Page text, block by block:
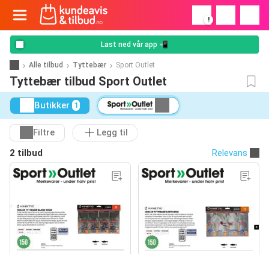
!
Last ned vår app 📲
Alle tilbud Tyttebær Sport Outlet
Tyttebær tilbud Sport Outlet
Butikker 1
Filtre
Legg til
2 tilbud
Relevans